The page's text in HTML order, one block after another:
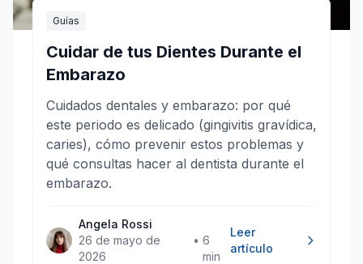
Guías
Cuidar de tus Dientes Durante el
Embarazo
Cuidados dentales y embarazo: por qué
este periodo es delicado (gingivitis gravídica,
caries), cómo prevenir estos problemas y
qué consultas hacer al dentista durante el
embarazo.
Angela Rossi
26 de mayo de
2026
• 6
min
Leer
artículo